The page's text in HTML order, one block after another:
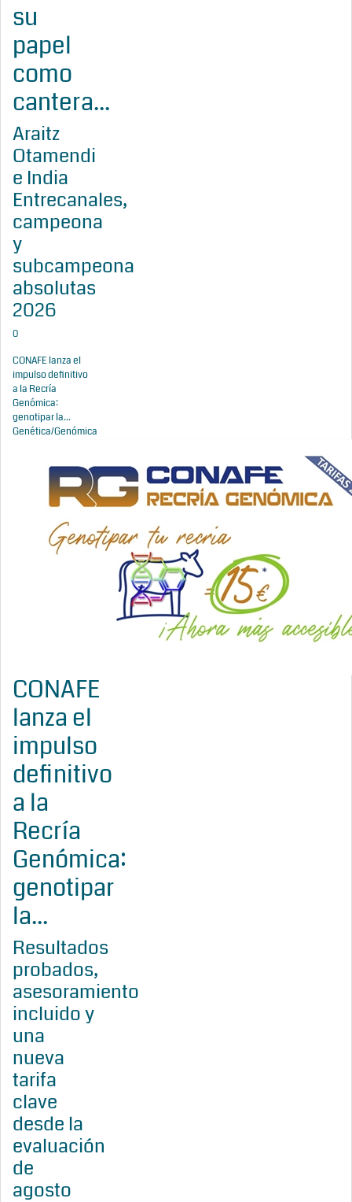
su
papel
como
cantera...
Araitz
Otamendi
e India
Entrecanales,
campeona
y
subcampeona
absolutas
2026
0
CONAFE lanza el
impulso definitivo
a la Recría
Genómica:
genotipar la...
Genética/Genómica
CONAFE
lanza el
impulso
definitivo
a la
Recría
Genómica:
genotipar
la...
Resultados
probados,
asesoramiento
incluido y
una
nueva
tarifa
clave
desde la
evaluación
de
agosto